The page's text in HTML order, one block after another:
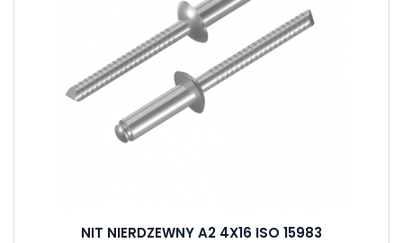
NIT NIERDZEWNY A2 4X16 ISO 15983